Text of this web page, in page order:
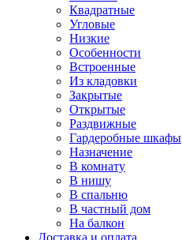
Квадратные
Угловые
Низкие
Особенности
Встроенные
Из кладовки
Закрытые
Открытые
Раздвижные
Гардеробные шкафы
Назначение
В комнату
В нишу
В спальню
В частный дом
На балкон
Доставка и оплата